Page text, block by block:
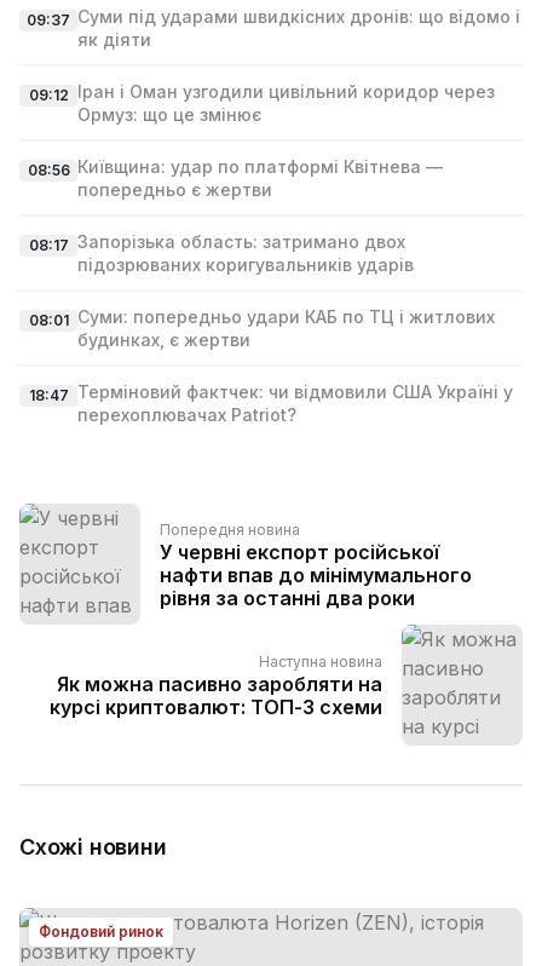
09:37 Суми під ударами швидкісних дронів: що відомо і
як діяти
09:12 Іран і Оман узгодили цивільний коридор через
Ормуз: що це змінює
08:56 Київщина: удар по платформі Квітнева —
попередньо є жертви
08:17 Запорізька область: затримано двох
підозрюваних коригувальників ударів
08:01 Суми: попередньо удари КАБ по ТЦ і житлових
будинках, є жертви
18:47 Терміновий фактчек: чи відмовили США Україні у
перехоплювачах Patriot?
Попередня новина
У червні експорт російської
нафти впав до мінімумального
рівня за останні два роки
Наступна новина
Як можна пасивно заробляти на
курсі криптовалют: ТОП-3 схеми
Схожі новини
Фондовий ринок